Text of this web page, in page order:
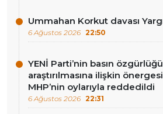
Ummahan Korkut davası
6 Ağustos 2026 22:50
YENİ Parti’nin basın
araştırılmasına ilişkin
MHP’nin oylarıyla reddedildi
6 Ağustos 2026 22:31